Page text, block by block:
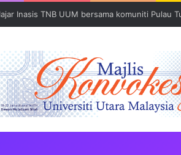
kolaborasi penyelidikan strategik